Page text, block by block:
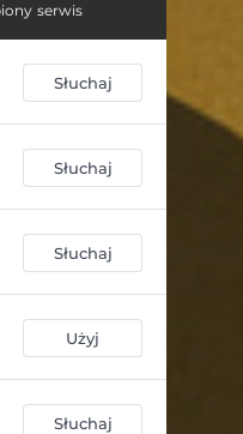
serwis
Słuchaj
Słuchaj
Słuchaj
Użyj
Słuchaj